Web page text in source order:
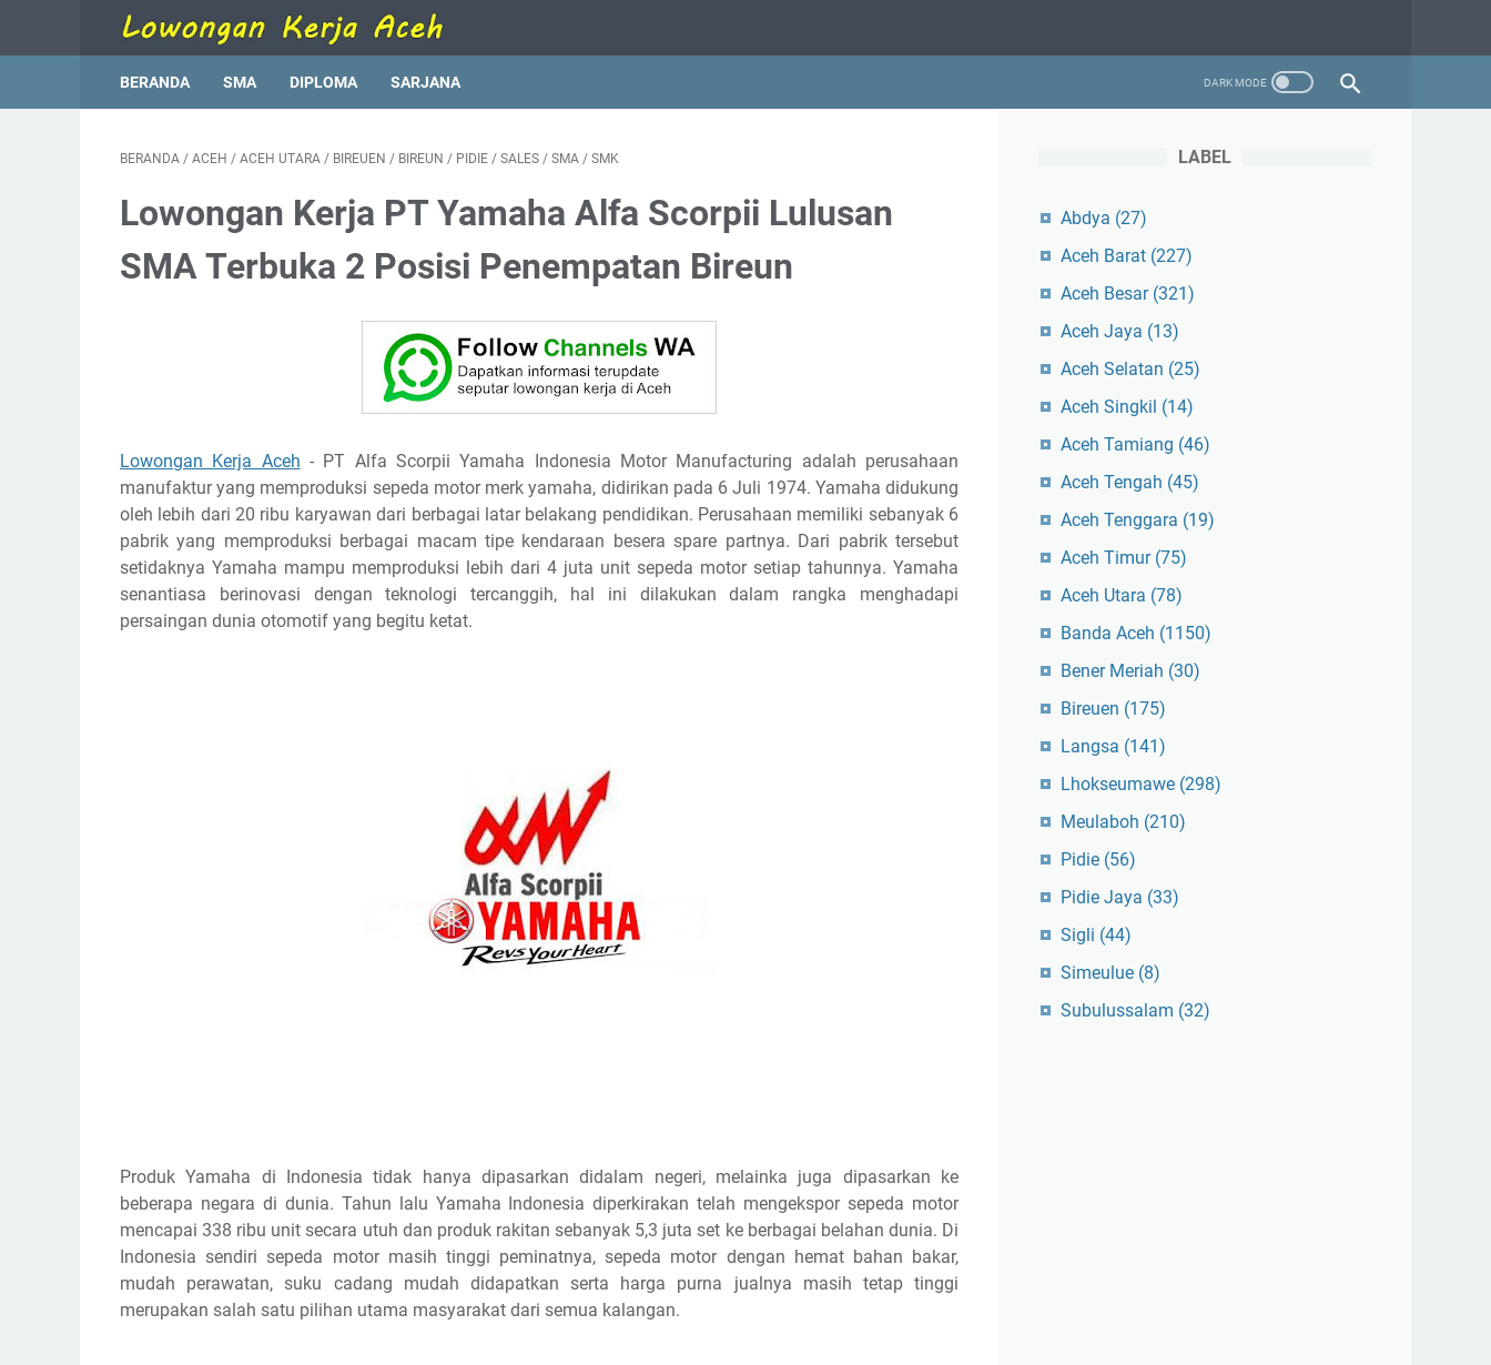
BERANDA SMA DIPLOMA SARJANA
BERANDA / ACEH / ACEH UTARA / BIREUEN / BIREUN / PIDIE / SALES / SMA / SMK
Lowongan Kerja PT Yamaha Alfa Scorpii Lulusan
SMA Terbuka 2 Posisi Penempatan Bireun
Lowongan Kerja Aceh - PT Alfa Scorpii Yamaha Indonesia Motor Manufacturing adalah perusahaan
manufaktur yang memproduksi sepeda motor merk yamaha, didirikan pada 6 Juli 1974. Yamaha didukung
oleh lebih dari 20 ribu karyawan dari berbagai latar belakang pendidikan. Perusahaan memiliki sebanyak 6
pabrik yang memproduksi berbagai macam tipe kendaraan besera spare partnya. Dari pabrik tersebut
setidaknya Yamaha mampu memproduksi lebih dari 4 juta unit sepeda motor setiap tahunnya. Yamaha
senantiasa berinovasi dengan teknologi tercanggih, hal ini dilakukan dalam rangka menghadapi
persaingan dunia otomotif yang begitu ketat.
Produk Yamaha di Indonesia tidak hanya dipasarkan didalam negeri, melainka juga dipasarkan ke
beberapa negara di dunia. Tahun lalu Yamaha Indonesia diperkirakan telah mengekspor sepeda motor
mencapai 338 ribu unit secara utuh dan produk rakitan sebanyak 5,3 juta set ke berbagai belahan dunia. Di
Indonesia sendiri sepeda motor masih tinggi peminatnya, sepeda motor dengan hemat bahan bakar,
mudah perawatan, suku cadang mudah didapatkan serta harga purna jualnya masih tetap tinggi
merupakan salah satu pilihan utama masyarakat dari semua kalangan.
LABEL
Abdya (27)
Aceh Barat (227)
Aceh Besar (321)
Aceh Jaya (13)
Aceh Selatan (25)
Aceh Singkil (14)
Aceh Tamiang (46)
Aceh Tengah (45)
Aceh Tenggara (19)
Aceh Timur (75)
Aceh Utara (78)
Banda Aceh (1150)
Bener Meriah (30)
Bireuen (175)
Langsa (141)
Lhokseumawe (298)
Meulaboh (210)
Pidie (56)
Pidie Jaya (33)
Sigli (44)
Simeulue (8)
Subulussalam (32)